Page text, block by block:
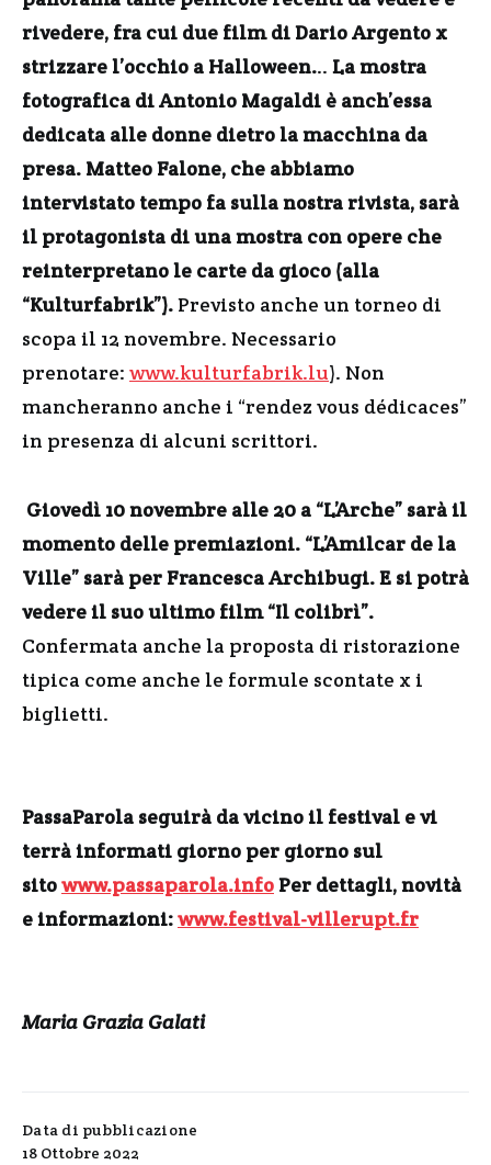
Data di pubblicazione
18 Ottobre 2022
rivedere, fra cui due film di Dario Argento x
strizzare l’occhio a Halloween... La mostra
fotografica di Antonio Magaldi è anch’essa
dedicata alle donne dietro la macchina da
presa. Matteo Falone, che abbiamo
intervistato tempo fa sulla nostra rivista, sarà
il protagonista di una mostra con opere che
reinterpretano le carte da gioco (alla
“Kulturfabrik”).Previsto anche un torneo di
scopa il 12 novembre. Necessario
prenotare: www.kulturfabrik.lu). Non
mancheranno anche i “rendez vous dédicaces”
in presenza di alcuni scrittori.
Giovedì 10 novembre alle 20 a “L’Arche” sarà il
momento delle premiazioni. “L’Amilcar de la
Ville” sarà per Francesca Archibugi. E si potrà
vedere il suo ultimo film “Il colibrì”.
Confermata anche la proposta di ristorazione
tipica come anche le formule scontate x i
biglietti.
PassaParola seguirà da vicino il festival e vi
terrà informati giorno per giorno sul
sitowww.passaparola.infoPer dettagli, novità
e informazioni:www.festival-villerupt.fr
Maria Grazia Galati